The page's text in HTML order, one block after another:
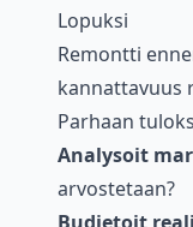
Lopuksi
Remontti
kannattavuus
Parhaan
Analysoit
arvostetaan?